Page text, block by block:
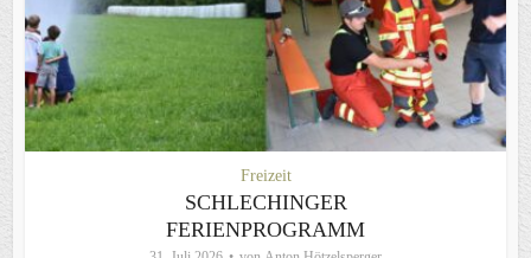
Freizeit
SCHLECHINGER
FERIENPROGRAMM